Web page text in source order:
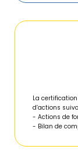
La
d’actions
- Actions de
- Bilan de